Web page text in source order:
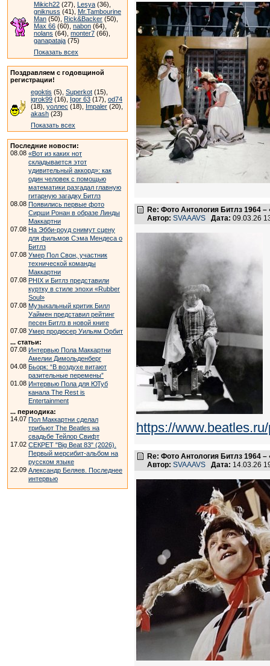
Mikich22 (27), Lesya (36),
gniknuss (41), Mr.Tambourine
Man (50), Rick&Backer (50),
Max 66 (60), nabon (64),
nolans (64), monter7 (66),
ganapataja (75)
Показать всех
Поздравляем с годовщиной
регистрации!
egoktis (5), Superkot (15),
igrok99 (16), Igor 63 (17), od74
(18), уоллес (18), Impaler (20),
akash (23)
Показать всех
Последние новости:
08.08 «Вот из каких нот
складывается этот
удивительный аккорд»: как
один человек с помощью
математики разгадал главную
гитарную загадку Битлз
08.08 Появились первые фото
Сирши Ронан в образе Линды
Маккартни
07.08 На Эбби-роуд снимут сцену
для фильмов Сэма Мендеса о
Битлз
07.08 Умер Пол Свон, участник
технической команды
Маккартни
07.08 PHIX и Битлз представили
куртку в стиле эпохи «Rubber
Soul»
07.08 Музыкальный критик Билл
Уаймен представил рейтинг
песен Битлз в новой книге
07.08 Умер продюсер Уильям Орбит
... статьи:
07.08 Интервью Пола Маккартни
Амелии Димольденберг
04.08 Бьорк: “В воздухе витают
разительные перемены”
01.08 Интервью Пола для ЮТуб
канала The Rest is
Entertainment
... периодика:
14.07 Пол Маккартни сделал
трибьют The Beatles на
свадьбе Тейлор Свифт
17.02 СЕКРЕТ "Big Beat 83" (2026).
Первый мерсибит-альбом на
русском языке
22.09 Александр Беляев. Последнее
интервью
Re: Фото Антология Битлз 1964
Автор: SVAAAVS Дата: 09.03.26
https://
Re: Фото Антология Битлз 1964
Автор: SVAAAVS Дата: 14.03.26